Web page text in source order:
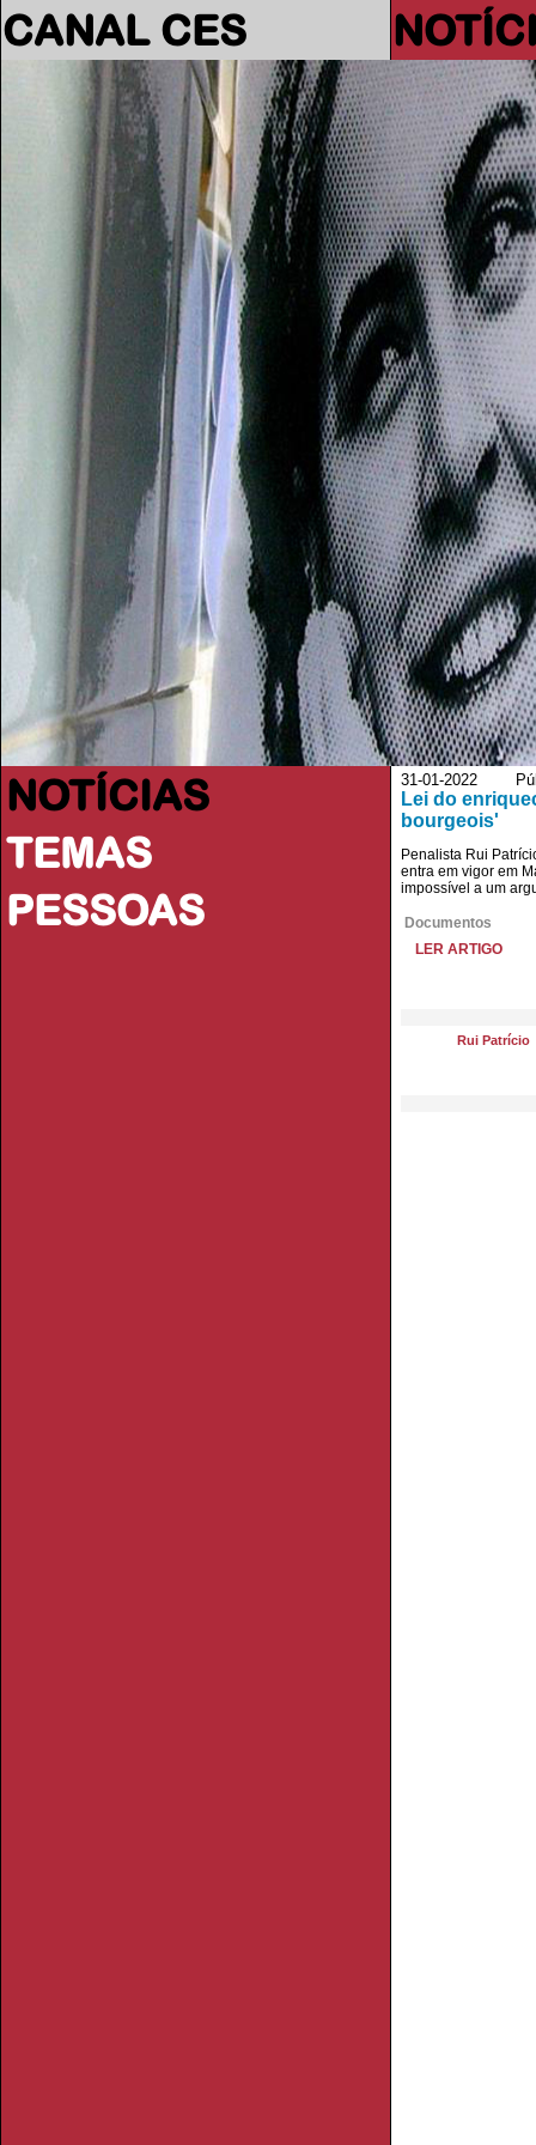
CANAL CES
NOTÍCIAS
TEMAS
PESSOAS
31-01-2022
Lei do
bourgeois'
Penalista Rui
entra em vigor em
impossível a um
Documentos
LER ARTIGO
Rui Patrício